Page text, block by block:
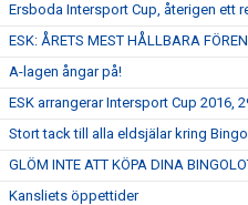
Ersboda Intersport Cup, återigen ett
ESK: ÅRETS MEST HÅLLBARA
A-lagen ångar på!
ESK arrangerar Intersport Cup 2016,
Stort tack till alla eldsjälar kring
GLÖM INTE ATT KÖPA DINA
Kansliets öppettider